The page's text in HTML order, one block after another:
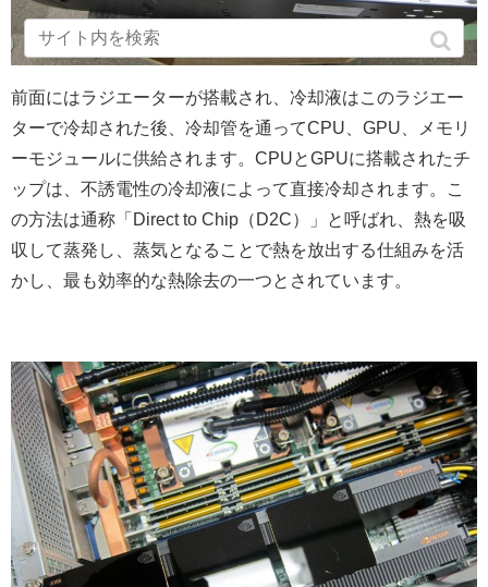
前面にはラジエーターが搭載され、冷却液はこのラジエー
ターで冷却された後、冷却管を通ってCPU、GPU、メモリ
ーモジュールに供給されます。CPUとGPUに搭載されたチ
ップは、不誘電性の冷却液によって直接冷却されます。こ
の方法は通称「Direct to Chip（D2C）」と呼ばれ、熱を吸
収して蒸発し、蒸気となることで熱を放出する仕組みを活
かし、最も効率的な熱除去の一つとされています。